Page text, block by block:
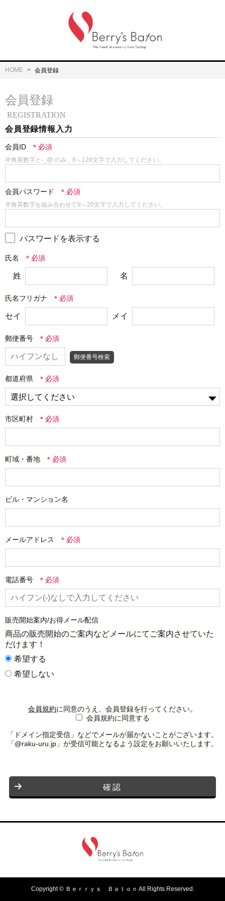
HOME 会員登録
REGISTRATION
会員登録
会員登録情報入力
会員ID
半角英数字と-_@.のみ、8～128文字で入力してください。
会員パスワード
半角英数字を組み合わせて8～20文字で入力してください。
パスワードを表示する
氏名
姓 名
氏名フリガナ
セイ メイ
郵便番号
郵便番号検索
都道府県
市区町村
町域・番地
ビル・マンション名
メールアドレス
電話番号
販売開始案内/お得メール配信
商品の販売開始のご案内などメールにてご案内させていた
だけます！
希望する
希望しない
会員規約に同意のうえ、会員登録を行ってください。
会員規約に同意する
「ドメイン指定受信」などでメールが届かないことがございます。
「@raku-uru.jp」が受信可能となるよう設定をお願いいたします。
確認
Copyright © Ｂｅｒｒｙｓ Ｂａｔｏｎ All Rights Reserved.